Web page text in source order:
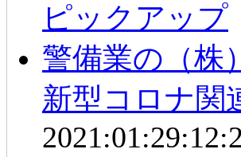
ピックアップ
警備業の（
新型コロナ関